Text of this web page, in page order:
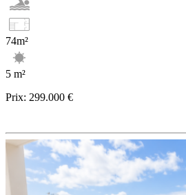
74m²
5 m²
Prix: 299.000 €